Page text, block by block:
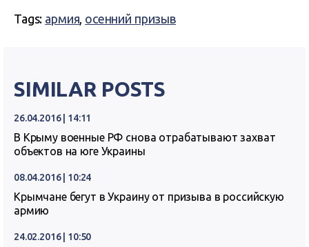
Tags: армия, осенний призыв
SIMILAR POSTS
26.04.2016 | 14:11
В Крыму военные РФ снова отрабатывают захват
объектов на юге Украины
08.04.2016 | 10:24
Крымчане бегут в Украину от призыва в российскую
армию
24.02.2016 | 10:50